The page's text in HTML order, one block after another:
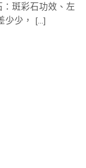
：斑彩石功效、左
少少， […]